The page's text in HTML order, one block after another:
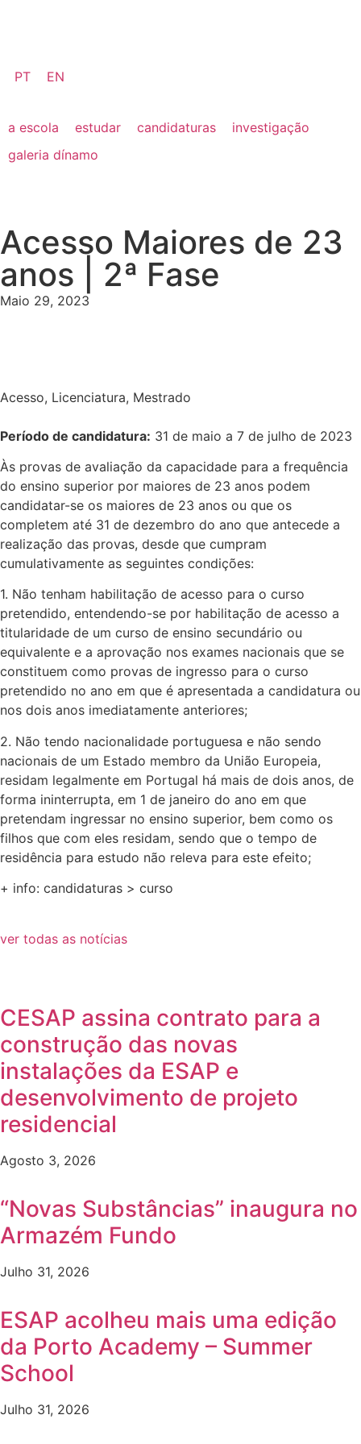
PT EN
a escola estudar candidaturas
investigação
galeria dínamo
Acesso Maiores de 23
anos | 2ª Fase
Maio 29, 2023
Acesso, Licenciatura, Mestrado
Período de candidatura: 31 de maio a 7 de julho de 2023
Às provas de avaliação da capacidade para a frequência
do ensino superior por maiores de 23 anos podem
candidatar-se os maiores de 23 anos ou que os
completem até 31 de dezembro do ano que antecede a
realização das provas, desde que cumpram
cumulativamente as seguintes condições:
1. Não tenham habilitação de acesso para o curso
pretendido, entendendo-se por habilitação de acesso a
titularidade de um curso de ensino secundário ou
equivalente e a aprovação nos exames nacionais que se
constituem como provas de ingresso para o curso
pretendido no ano em que é apresentada a candidatura ou
nos dois anos imediatamente anteriores;
2. Não tendo nacionalidade portuguesa e não sendo
nacionais de um Estado membro da União Europeia,
residam legalmente em Portugal há mais de dois anos, de
forma ininterrupta, em 1 de janeiro do ano em que
pretendam ingressar no ensino superior, bem como os
filhos que com eles residam, sendo que o tempo de
residência para estudo não releva para este efeito;
+ info: candidaturas > curso
ver todas as notícias
CESAP assina contrato para a
construção das novas
instalações da ESAP e
desenvolvimento de projeto
residencial
Agosto 3, 2026
“Novas Substâncias” inaugura no
Armazém Fundo
Julho 31, 2026
ESAP acolheu mais uma edição
da Porto Academy – Summer
School
Julho 31, 2026